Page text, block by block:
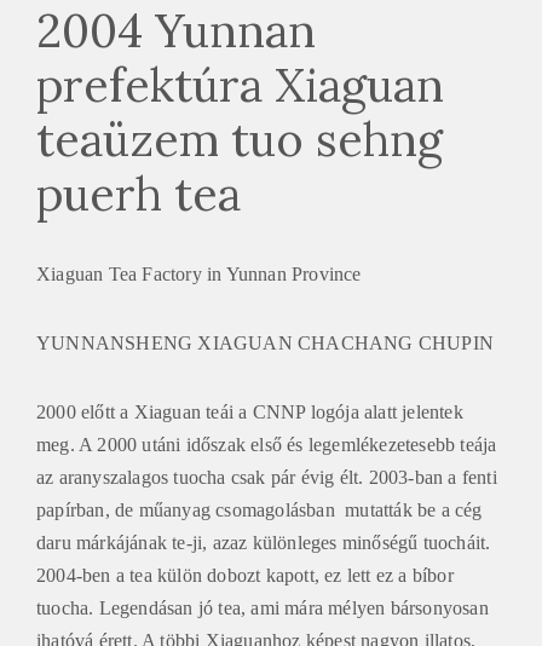
2004 Yunnan
prefektúra Xiaguan
teaüzem tuo sehng
puerh tea
Xiaguan Tea Factory in Yunnan Province
YUNNANSHENG XIAGUAN CHACHANG CHUPIN
2000 előtt a Xiaguan teái a CNNP logója alatt jelentek
meg. A 2000 utáni időszak első és legemlékezetesebb teája
az aranyszalagos tuocha csak pár évig élt. 2003-ban a fenti
papírban, de műanyag csomagolásban mutatták be a cég
daru márkájának te-ji, azaz különleges minőségű tuocháit.
2004-ben a tea külön dobozt kapott, ez lett ez a bíbor
tuocha. Legendásan jó tea, ami mára mélyen bársonyosan
ihatóvá érett. A többi Xiaguanhoz képest nagyon illatos,